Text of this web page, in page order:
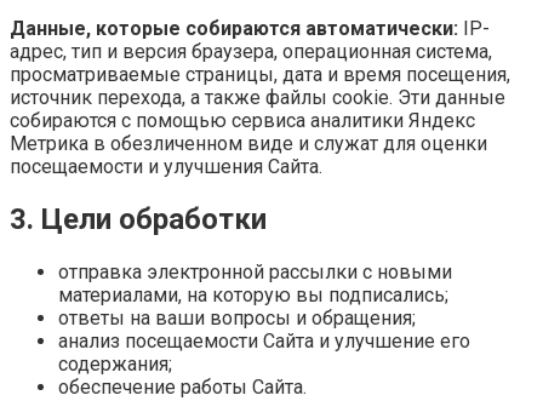
Данные, которые собираются автоматически: IP-
адрес, тип и версия браузера, операционная система,
просматриваемые страницы, дата и время посещения,
источник перехода, а также файлы cookie. Эти данные
собираются с помощью сервиса аналитики Яндекс
Метрика в обезличенном виде и служат для оценки
посещаемости и улучшения Сайта.
3. Цели обработки
отправка электронной рассылки с новыми
материалами, на которую вы подписались;
ответы на ваши вопросы и обращения;
анализ посещаемости Сайта и улучшение его
содержания;
обеспечение работы Сайта.